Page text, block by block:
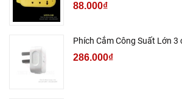
88.000₫
Phích Cắm Công Suất Lớn 3
286.000₫